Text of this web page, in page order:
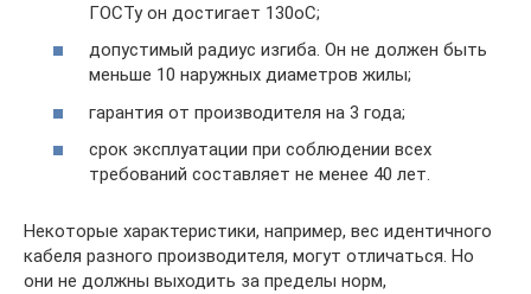
ГОСТу он достигает 130оС;
допустимый радиус изгиба. Он не должен быть
меньше 10 наружных диаметров жилы;
гарантия от производителя на 3 года;
срок эксплуатации при соблюдении всех
требований составляет не менее 40 лет.
Некоторые характеристики, например, вес идентичного
кабеля разного производителя, могут отличаться. Но
они не должны выходить за пределы норм,